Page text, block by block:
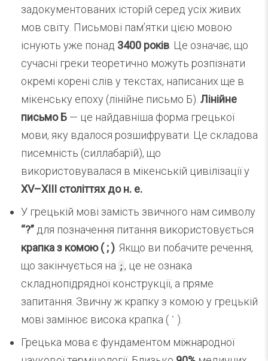
задокументованих історій серед усіх живих
мов світу. Письмові пам’ятки цією мовою
існують уже понад 3400 років . Це означає, що
сучасні греки теоретично можуть розпізнати
окремі корені слів у текстах, написаних ще в
мікенську епоху (лінійне письмо Б). Лінійне
письмо Б — це найдавніша форма грецької
мови, яку вдалося розшифрувати. Це складова
писемність (силлабарій), що
використовувалася в мікенській цивілізації у
XV–XIII століттях до н. е.
У грецькій мові замість звичного нам символу
“?” для позначення питання використовується
крапка з комою ( ; ) . Якщо ви побачите речення,
що закінчується на ; , це не ознака
складнопідрядної конструкції, а пряме
запитання. Звичну ж крапку з комою у грецькій
мові замінює висока крапка ( ˙ ).
Грецька мова є фундаментом міжнародної